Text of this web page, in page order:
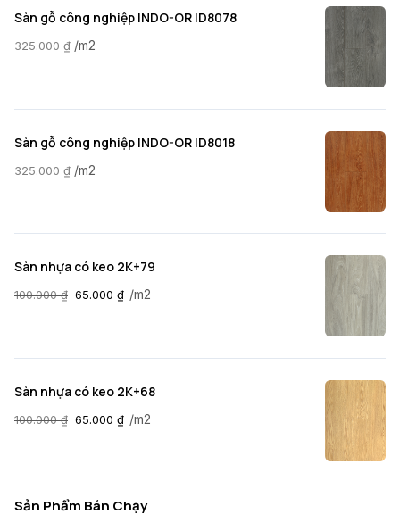
Sàn gỗ công nghiệp INDO-OR ID8078
325.000 ₫ /m2
Sàn gỗ công nghiệp INDO-OR ID8018
325.000 ₫ /m2
Sàn nhựa có keo 2K+79
100.000₫ 65.000 ₫ /m2
Sàn nhựa có keo 2K+68
100.000₫ 65.000 ₫ /m2
Sản Phẩm Bán Chạy